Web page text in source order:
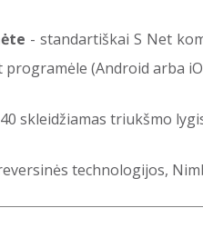
- standartiškai S Net
(Android arba
skleidžiamas triukšmo
technologijos,